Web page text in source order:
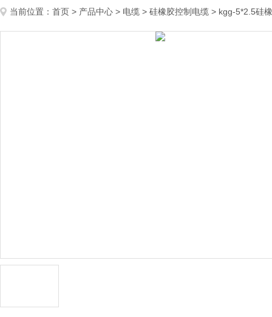
当前位置： 首页 > 产品中心 > 电缆 > 硅橡胶控制电缆 > kgg-5*2.5硅